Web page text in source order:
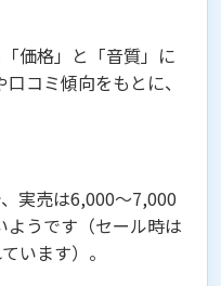
価格」と「音質」に
コミ傾向をもとに、
実売は6,000〜7,000
ようです（セール時は
います）。